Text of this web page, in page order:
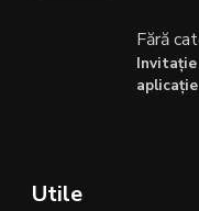
Fără
Utile